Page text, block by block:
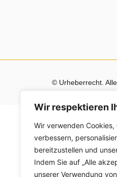
Wir respektieren
Wir verwenden Cookies,
verbessern,
bereitzustellen und
Indem Sie auf „Alle
unserer Verwendung
© Urheberrecht.